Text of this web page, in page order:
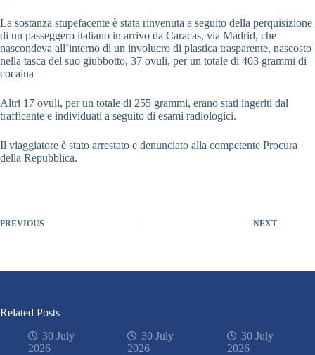
La sostanza stupefacente è stata rinvenuta a seguito della perquisizione
di un passeggero italiano in arrivo da Caracas, via Madrid, che
nascondeva all’interno di un involucro di plastica trasparente, nascosto
nella tasca del suo giubbotto, 37 ovuli, per un totale di 403 grammi di
cocaina
Altri 17 ovuli, per un totale di 255 grammi, erano stati ingeriti dal
trafficante e individuati a seguito di esami radiologici.
Il viaggiatore è stato arrestato e denunciato alla competente Procura
della Repubblica.
PREVIOUS NEXT
Related Posts
30 July
2026
30 July
2026
30 July
2026